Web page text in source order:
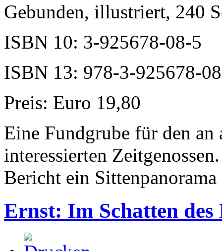
Gebunden, illustriert, 240
ISBN 10: 3-925678-08-5
ISBN 13: 978-3-925678-
Preis: Euro 19,80
Eine Fundgrube für den an
interessierten
Bericht ein
Ernst: Im Schatten